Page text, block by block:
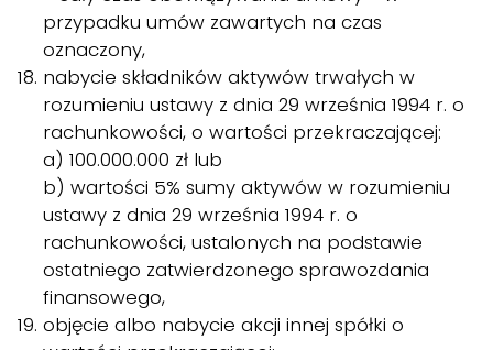
przypadku umów zawartych na czas
oznaczony,
nabycie składników aktywów trwałych w
rozumieniu ustawy z dnia 29 września 1994 r. o
rachunkowości, o wartości przekraczającej:
a) 100.000.000 zł lub
b) wartości 5% sumy aktywów w rozumieniu
ustawy z dnia 29 września 1994 r. o
rachunkowości, ustalonych na podstawie
ostatniego zatwierdzonego sprawozdania
finansowego,
objęcie albo nabycie akcji innej spółki o